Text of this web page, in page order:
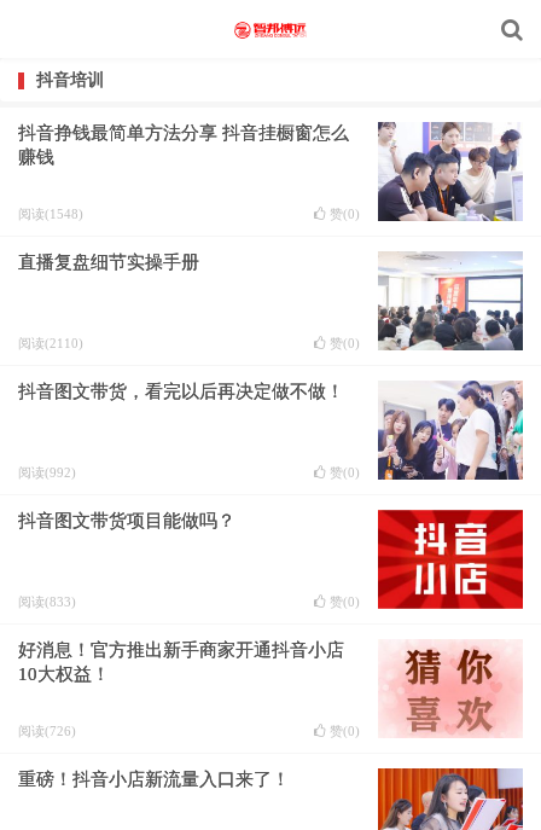
抖音培训
抖音挣钱最简单方法分享 抖音挂橱窗怎么
赚钱
阅读(1548) 赞(0)
直播复盘细节实操手册
阅读(2110) 赞(0)
抖音图文带货，看完以后再决定做不做！
阅读(992) 赞(0)
抖音图文带货项目能做吗？
阅读(833) 赞(0)
好消息！官方推出新手商家开通抖音小店
10大权益！
阅读(726) 赞(0)
重磅！抖音小店新流量入口来了！